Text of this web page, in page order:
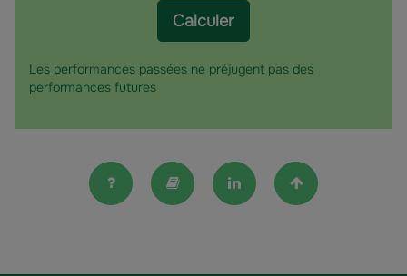
Calculer
Les performances passées ne préjugent pas des
performances futures
FAQ Lexique Linkedin Haut de la